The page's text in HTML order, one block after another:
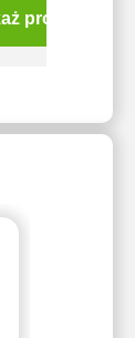
profil